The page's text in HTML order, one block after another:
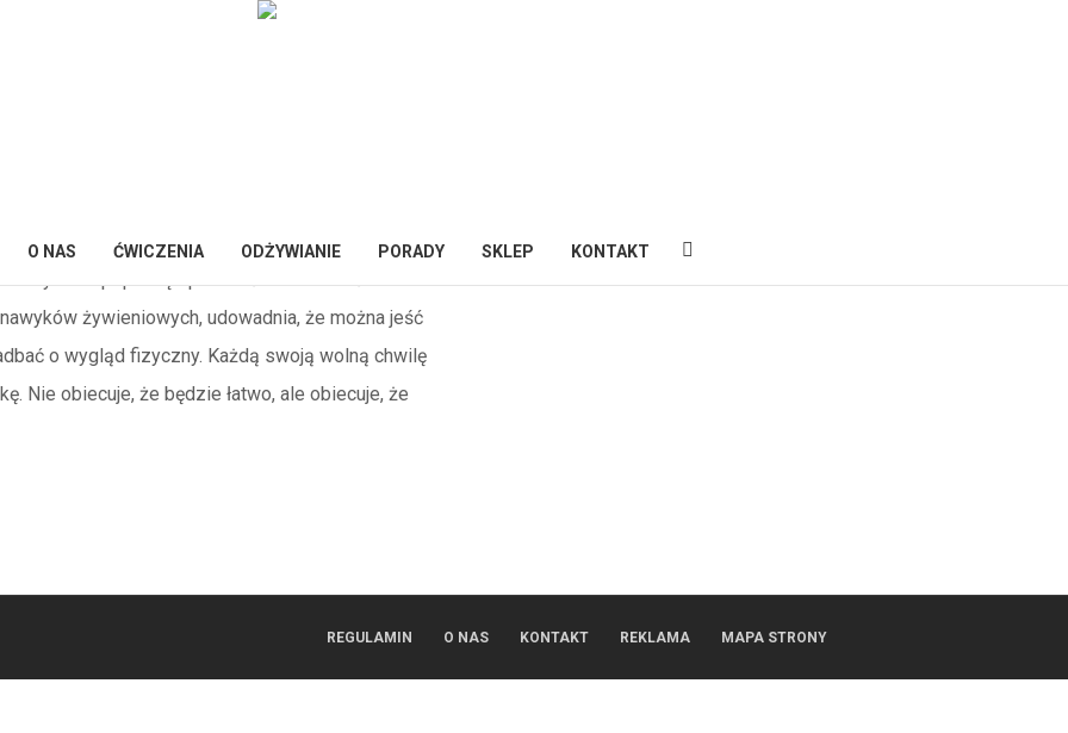
O NAS ĆWICZENIA ODŻYWIANIE PORADY SKLEP KONTAKT
i Dietetyk. Interesuje się
na poprawę sprawności i mobilności osób
żywieniowych, udowadnia, że można jeść
o wygląd fizyczny. Każdą swoją wolną chwilę
Nie obiecuje, że będzie łatwo, ale obiecuje, że
REGULAMIN O NAS KONTAKT REKLAMA MAPA STRONY